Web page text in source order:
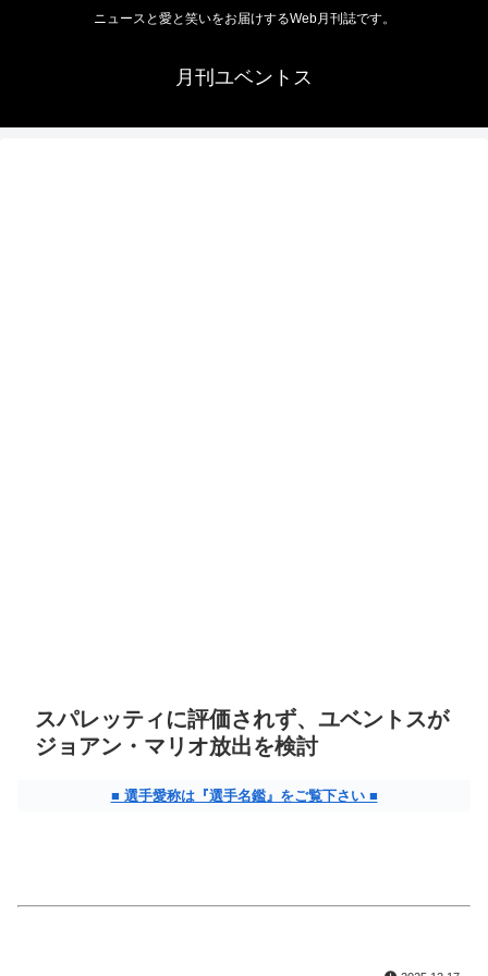
ニュースと愛と笑いをお届けするWeb月刊誌です。
月刊ユベントス
スパレッティに評価されず、ユベントスが
ジョアン・マリオ放出を検討
■ 選手愛称は『選手名鑑』をご覧下さい ■